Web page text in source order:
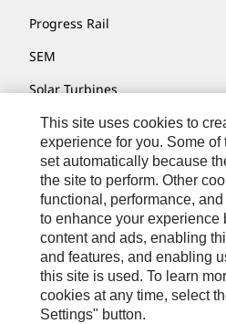
Progress Rail
SEM
Solar Turbines
SPM Oil & Gas
Turner Powertrain Systems
Contatti
Mappa Del Sito
Cookie Settings
Informazioni Legali
This site uses cookies to
experience for you. Some
set automatically because
the site to perform. Other
functional, performance,
to enhance your experience
content and ads, enabling
and features, and enabling
this site is used. To learn
cookies at any time, select
Settings" button.